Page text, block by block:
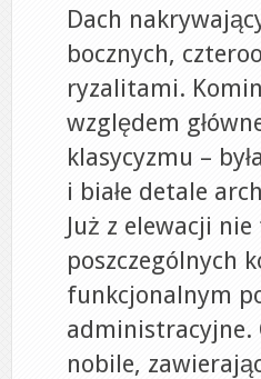
Dach
bocznych,
ryzalitami.
względem
klasycyzmu –
i białe detale
Już z elewacji
poszczególnych
funkcjonalnym
administracyjne.
nobile,